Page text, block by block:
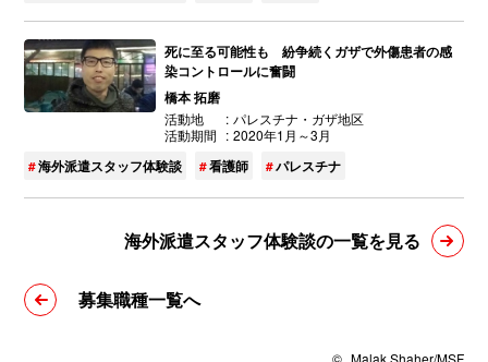
死に至る可能性も 紛争続くガザで外傷患者の感
染コントロールに奮闘
橋本 拓磨
活動地
パレスチナ・ガザ地区
活動期間
2020年1月～3月
海外派遣スタッフ体験談 看護師 パレスチナ
海外派遣スタッフ体験談の一覧を見る
募集職種一覧へ
© Malak Shaher/MSF